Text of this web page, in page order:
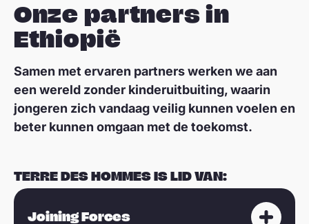
Onze partners in
Ethiopië
Samen met ervaren partners werken we aan
een wereld zonder kinderuitbuiting, waarin
jongeren zich vandaag veilig kunnen voelen en
beter kunnen omgaan met de toekomst.
TERRE DES HOMMES IS LID VAN:
Joining Forces